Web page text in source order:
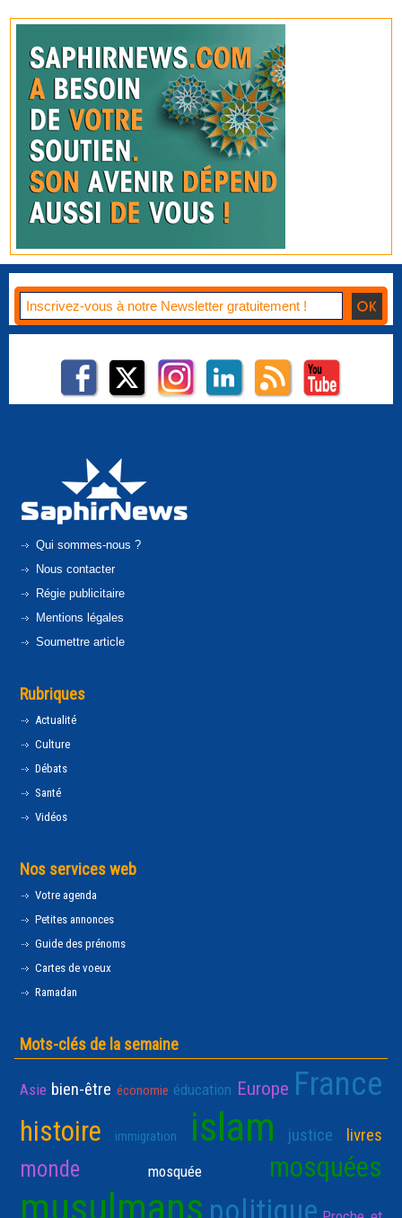
Qui sommes-nous ?
Nous contacter
Régie publicitaire
Mentions légales
Soumettre article
Rubriques
Actualité
Culture
Débats
Santé
Vidéos
Nos services web
Votre agenda
Petites annonces
Guide des prénoms
Cartes de voeux
Ramadan
Mots-clés de la semaine
Asie bien-être économie éducation Europe France
histoire immigration islam justice livres
monde mosquée mosquées
musulmans